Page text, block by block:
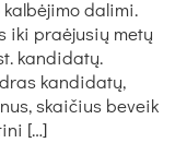
dalimi.
iki praėjusių metų
kandidatų.
kandidatų,
skaičius beveik
[…]